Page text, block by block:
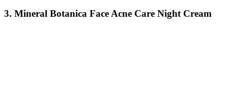
3. Mineral Botanica Face Acne Care Night Cream